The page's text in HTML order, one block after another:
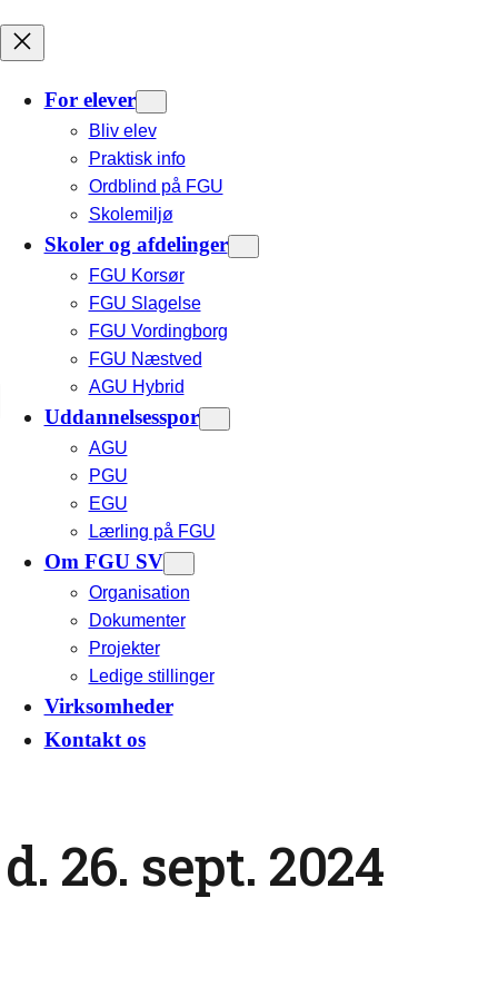
For elever
Bliv elev
Praktisk info
Ordblind på FGU
Skolemiljø
Skoler og afdelinger
FGU Korsør
FGU Slagelse
FGU Vordingborg
FGU Næstved
AGU Hybrid
Uddannelsesspor
AGU
PGU
EGU
Lærling på FGU
Om FGU SV
Organisation
Dokumenter
Projekter
Ledige stillinger
Virksomheder
Kontakt os
26. sept. 2024